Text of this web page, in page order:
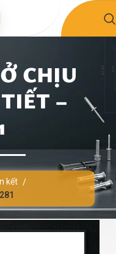
CHỊU
–
kết /